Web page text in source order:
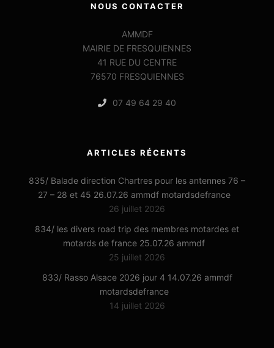
NOUS CONTACTER
AMMDF
MAIRIE DE FRESQUIENNES
41 RUE DU CENTRE
76570 FRESQUIENNES
07 49 64 29 40
ARTICLES RÉCENTS
835/ Balade direction Chartres pour les antennes 76 –
27 – 28 et 45 26.07.26 ammdf motardsdefrance
26 juillet 2026
834/ les divers road trip des membres motardes et
motards de france 25.07.26 ammdf
25 juillet 2026
833/ Rasso Alsace 2026 jour 4 14.07.26 ammdf
motardsdefrance
14 juillet 2026